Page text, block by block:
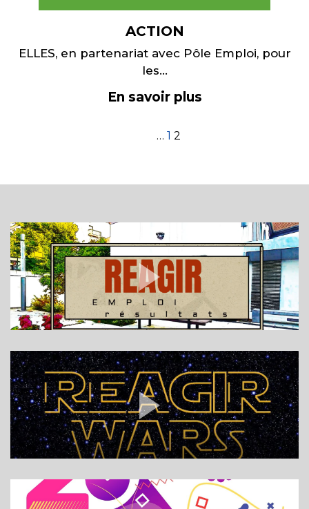
ACTION
ELLES, en partenariat avec Pôle Emploi, pour
les...
En savoir plus
… 1 2